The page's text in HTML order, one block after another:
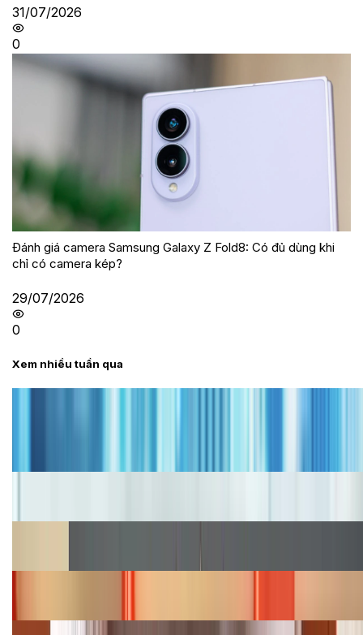
31/07/2026
0
Đánh giá camera Samsung Galaxy Z Fold8: Có đủ dùng khi
chỉ có camera kép?
29/07/2026
0
Xem nhiều tuần qua